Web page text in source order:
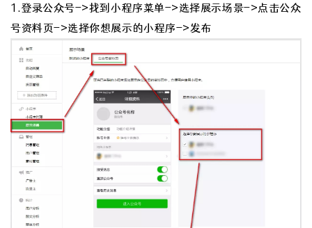
1.登录公众号->找到小程序菜单->选择展示场景->点击公众
号资料页->选择你想展示的小程序->发布